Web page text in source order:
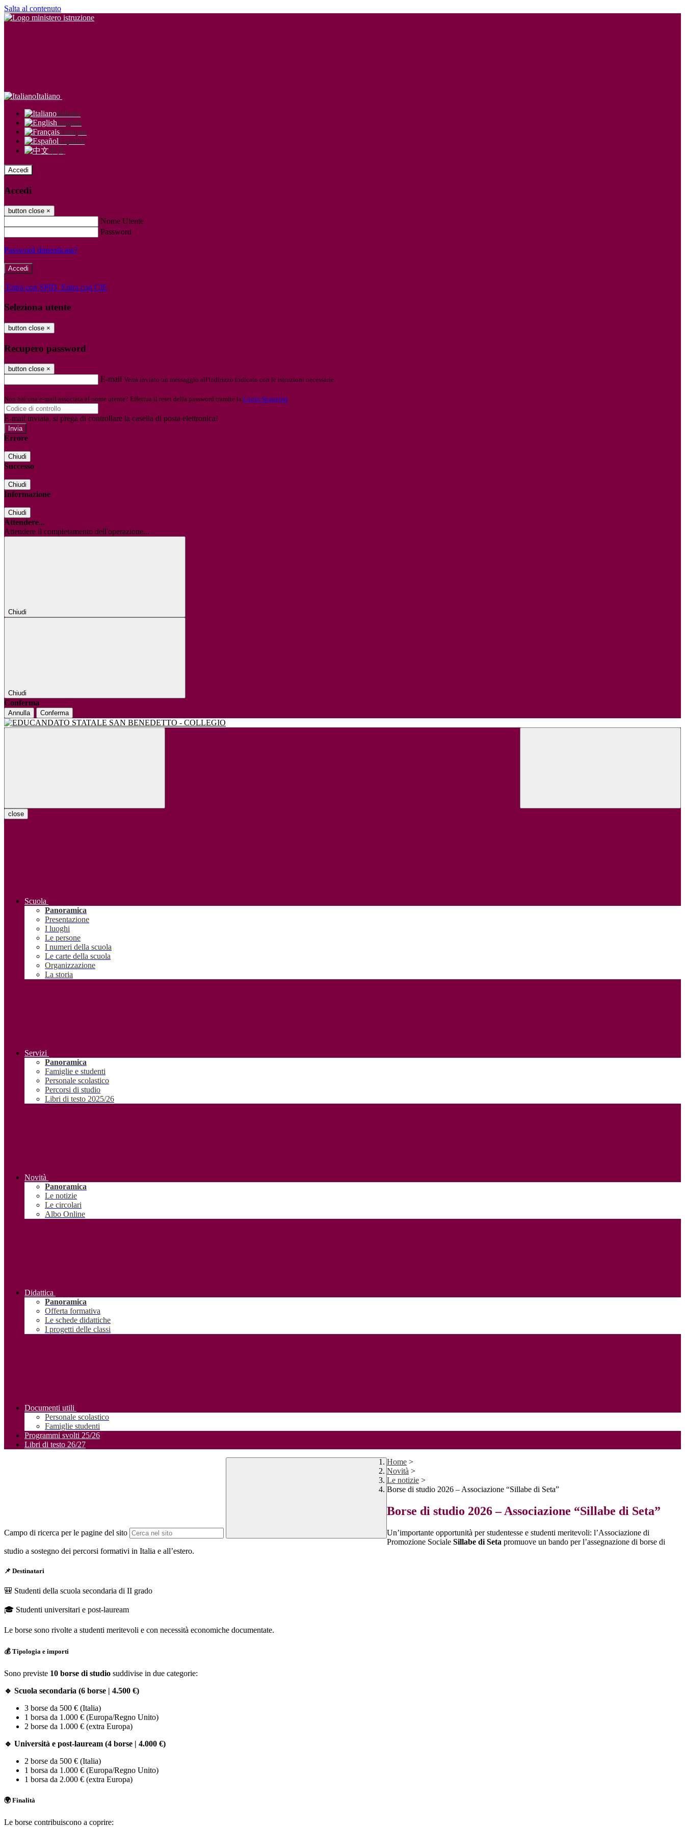
Salta al contenuto
Italiano
Italiano
English
Français
Español
中文
Accedi
Accedi
button close ×
Nome Utente
Password
Password dimenticata?
-
Entra con SPID Entra con CIE
Seleziona utente
button close ×
Recupero password
button close ×
E-mail Verrà inviato un messaggio all'indirizzo indicato con le istruzioni necessarie.
Non hai una e-mail associata al nome utente? Effettua il reset della password tramite la Login Spaggiari
E-mail inviata, si prega di controllare la casella di posta elettronica!
Errore
Chiudi
Successo
Chiudi
Informazione
Chiudi
Attendere...
Attendere il completamento dell'operazione...
Chiudi
Chiudi
Conferma
Annulla Conferma
close
Scuola
Panoramica
Presentazione
I luoghi
Le persone
I numeri della scuola
Le carte della scuola
Organizzazione
La storia
Servizi
Panoramica
Famiglie e studenti
Personale scolastico
Percorsi di studio
Libri di testo 2025/26
Novità
Panoramica
Le notizie
Le circolari
Albo Online
Didattica
Panoramica
Offerta formativa
Le schede didattiche
I progetti delle classi
Documenti utili
Personale scolastico
Famiglie studenti
Programmi svolti 25/26
Libri di testo 26/27
Campo di ricerca per le pagine del sito
Home >
Novità >
Le notizie >
Borse di studio 2026 – Associazione “Sillabe di Seta”
Borse di studio 2026 – Associazione “Sillabe di Seta”
Un’importante opportunità per studentesse e studenti meritevoli: l’Associazione di
Promozione Sociale Sillabe di Seta promuove un bando per l’assegnazione di borse di
studio a sostegno dei percorsi formativi in Italia e all’estero.
📌 Destinatari
🎒 Studenti della scuola secondaria di II grado
🎓 Studenti universitari e post-lauream
Le borse sono rivolte a studenti meritevoli e con necessità economiche documentate.
💰 Tipologia e importi
Sono previste 10 borse di studio suddivise in due categorie:
🔹 Scuola secondaria (6 borse | 4.500 €)
3 borse da 500 € (Italia)
1 borsa da 1.000 € (Europa/Regno Unito)
2 borse da 1.000 € (extra Europa)
🔹 Università e post-lauream (4 borse | 4.000 €)
2 borse da 500 € (Italia)
1 borsa da 1.000 € (Europa/Regno Unito)
1 borsa da 2.000 € (extra Europa)
🌍 Finalità
Le borse contribuiscono a coprire: